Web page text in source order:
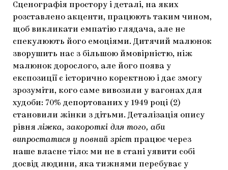
Сценографія простору і деталі, на яких
розставлено акценти, працюють таким чином,
щоб викликати емпатію глядача, але не
спекулюють його емоціями. Дитячий малюнок
зворушить нас з більшою ймовірністю, ніж
малюнок дорослого, але його поява у
експозиції є історично коректною і дає змогу
зрозуміти, кого саме вивозили у вагонах для
худоби: 70% депортованих у 1949 році (2)
становили жінки з дітьми. Деталізація опису
рівня ліжка, закороткі для того, аби
випростатися у повний зріст працює через
наше власне тіло: ми не в стані уявити собі
досвід людини, яка тижнями перебуває у